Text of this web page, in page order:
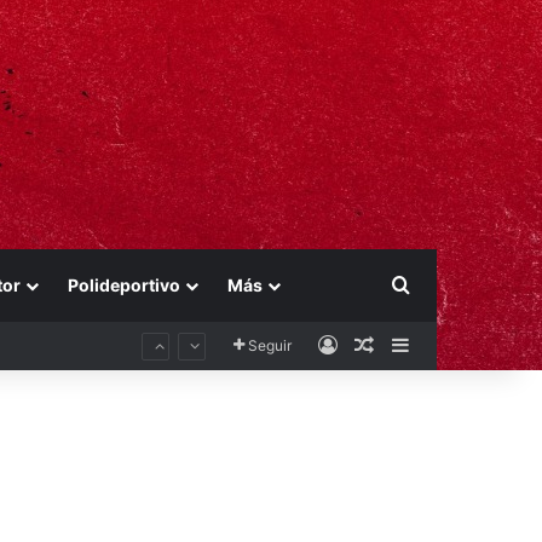
Polideportivo Más Buscar por
Seguir AccesoPublicación al
Barra lateral